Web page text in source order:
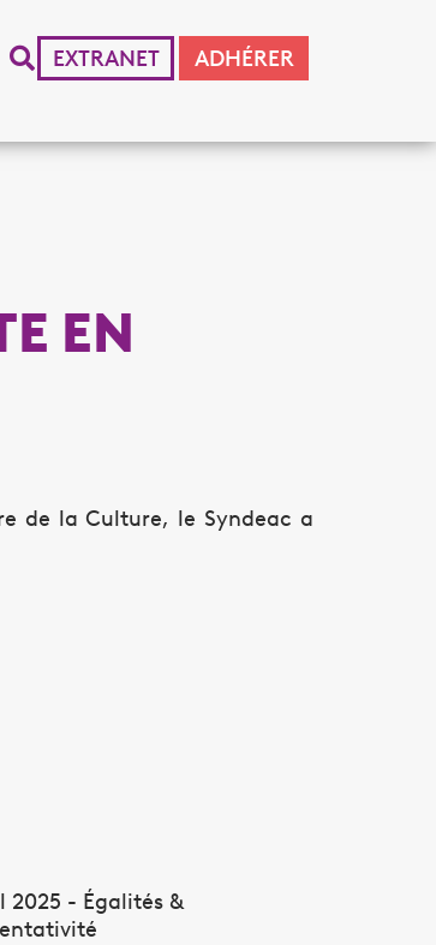
EXTRANET ADHÉRER
EN
de la Culture, le Syndeac a
2025 - Égalités &